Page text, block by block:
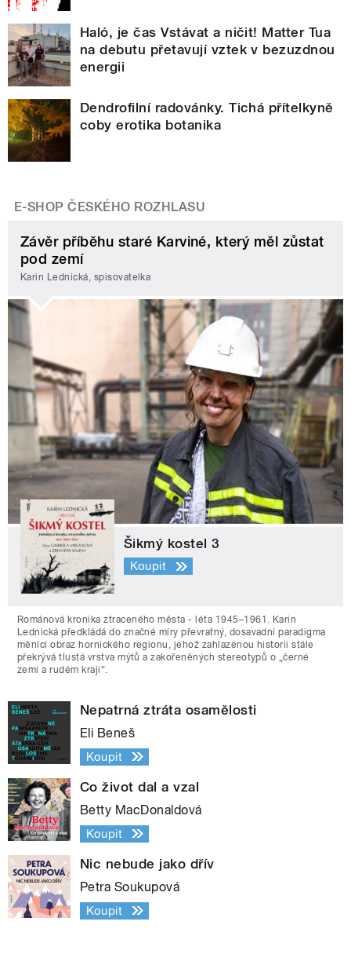
Haló, je čas Vstávat a ničit! Matter Tua
na debutu přetavují vztek v bezuzdnou
energii
Dendrofilní radovánky. Tichá přítelkyně
coby erotika botanika
E-SHOP ČESKÉHO ROZHLASU
Závěr příběhu staré Karviné, který měl zůstat
pod zemí
Karin Lednická, spisovatelka
Šikmý kostel 3
Koupit
Románová kronika ztraceného města - léta 1945–1961. Karin
Lednická předkládá do značné míry převratný, dosavadní paradigma
měnící obraz hornického regionu, jehož zahlazenou historii stále
překrývá tlustá vrstva mýtů a zakořeněných stereotypů o „černé
zemi a rudém kraji“.
Nepatrná ztráta osamělosti
Eli Beneš
Koupit
Co život dal a vzal
Betty MacDonaldová
Koupit
Nic nebude jako dřív
Petra Soukupová
Koupit